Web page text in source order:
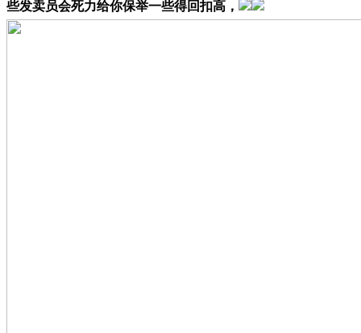
些发卖员会死力给你保举一些得回扣高，